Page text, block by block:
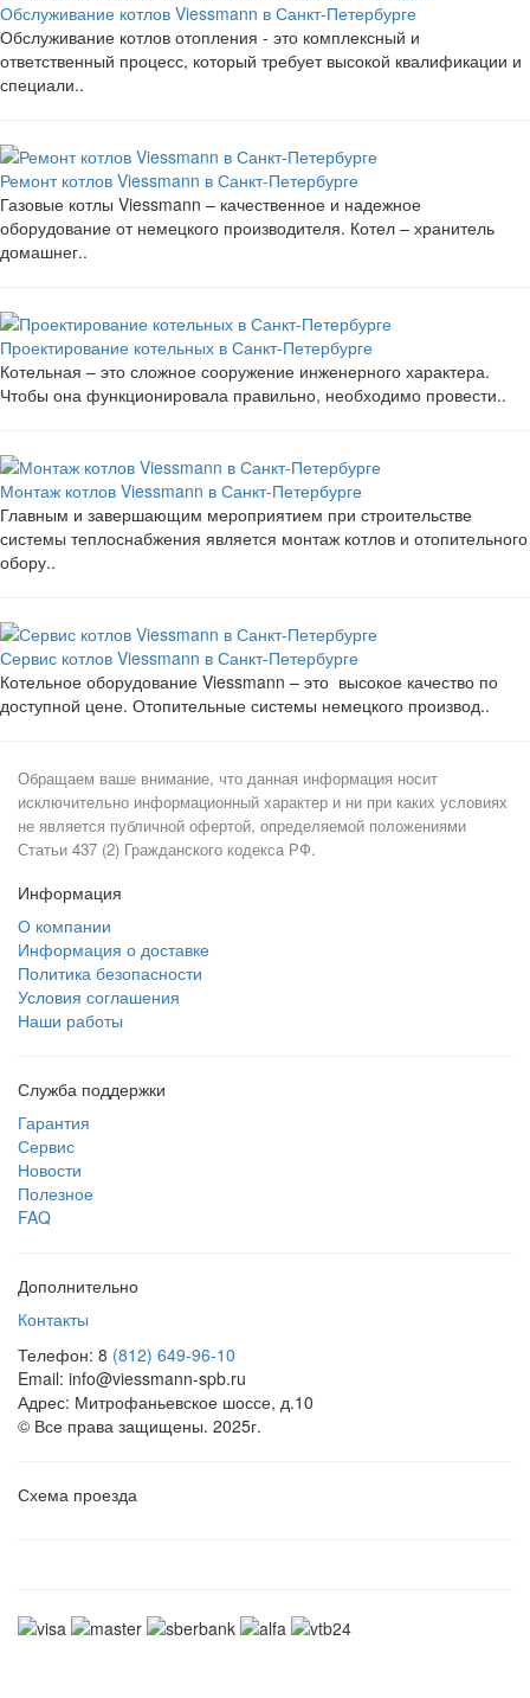
Обслуживание котлов Viessmann в Санкт-Петербурге
Обслуживание котлов отопления - это комплексный и
ответственный процесс, который требует высокой квалификации и
специали..
Ремонт котлов Viessmann в Санкт-Петербурге
Газовые котлы Viessmann – качественное и надежное
оборудование от немецкого производителя. Котел – хранитель
домашнег..
Проектирование котельных в Санкт-Петербурге
Котельная – это сложное сооружение инженерного характера.
Чтобы она функционировала правильно, необходимо провести..
Монтаж котлов Viessmann в Санкт-Петербурге
Главным и завершающим мероприятием при строительстве
системы теплоснабжения является монтаж котлов и отопительного
обору..
Сервис котлов Viessmann в Санкт-Петербурге
Котельное оборудование Viessmann – это высокое качество по
доступной цене. Отопительные системы немецкого производ..
Обращаем ваше внимание, что данная информация носит
исключительно информационный характер и ни при каких условиях
не является публичной офертой, определяемой положениями
Статьи 437 (2) Гражданского кодекса РФ.
Информация
О компании
Информация о доставке
Политика безопасности
Условия соглашения
Наши работы
Служба поддержки
Гарантия
Сервис
Новости
Полезное
FAQ
Дополнительно
Контакты
Телефон: 8 (812) 649-96-10
Email: info@viessmann-spb.ru
Адрес: Митрофаньевское шоссе, д.10
© Все права защищены. 2025г.
Схема проезда